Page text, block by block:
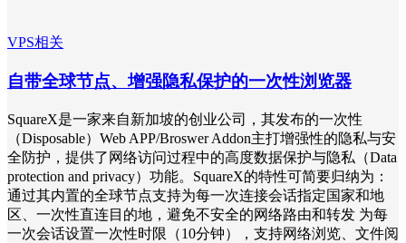
VPS相关
自带全球节点、增强隐私保护的一次性浏览器
SquareX是一家来自新加坡的创业公司，其发布的一次性
（Disposable）Web APP/Broswer Addon主打增强性的隐私与安
全防护，提供了网络访问过程中的高度数据保护与隐私（Data
protection and privacy）功能。SquareX的特性可简要归纳为：
通过其内置的全球节点支持为每一次连接会话指定国家和地
区、一次性直连目的地，避免不安全的网络路由和转发 为每
一次会话设置一次性时限（10分钟），支持网络浏览、文件阅